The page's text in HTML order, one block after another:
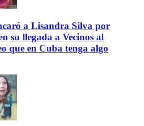
a Lisandra Silva por
su llegada a Vecinos al
que en Cuba tenga algo